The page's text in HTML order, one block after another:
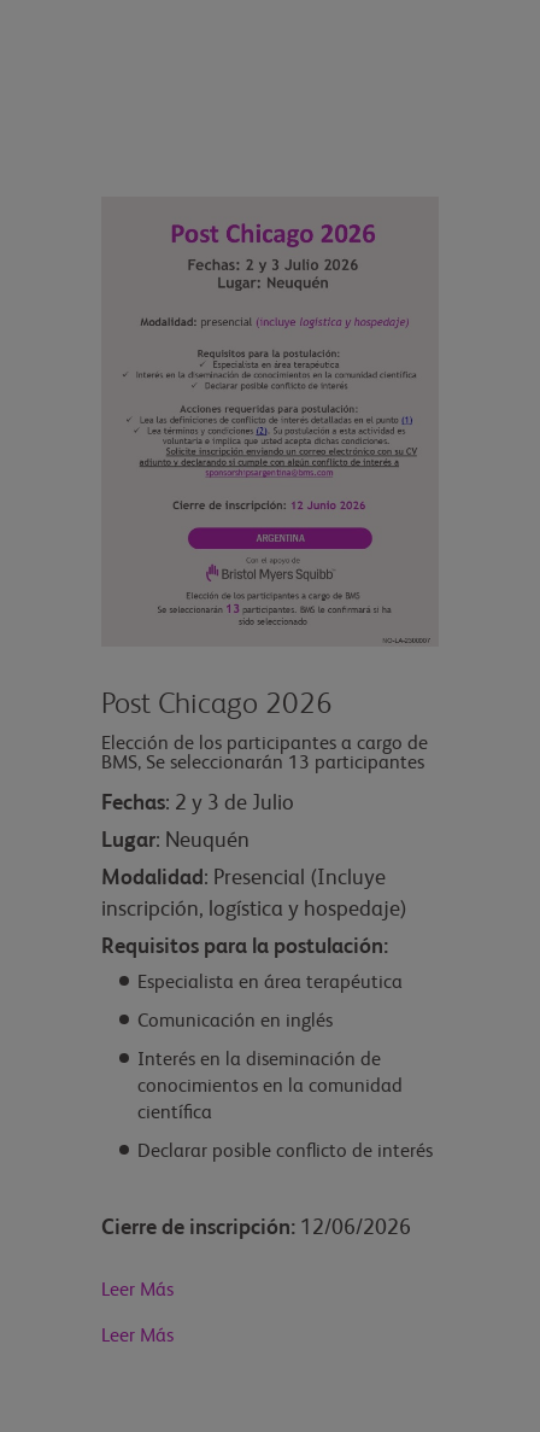
Post Chicago 2026
Elección de los participantes a cargo de
BMS, Se seleccionarán 13 participantes
Fechas: 2 y 3 de Julio
Lugar: Neuquén
Modalidad : Presencial (Incluye
inscripción, logística y hospedaje)
Requisitos para la postulación:
Especialista en área terapéutica
Comunicación en inglés
Interés en la diseminación de
conocimientos en la comunidad
científica
Declarar posible conflicto de interés
Cierre de inscripción: 12/06/2026
Leer Más
Leer Más